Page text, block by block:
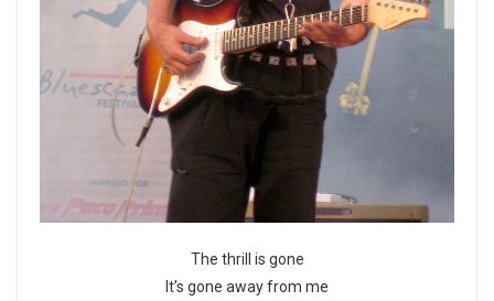
The thrill is gone
It’s gone away from me